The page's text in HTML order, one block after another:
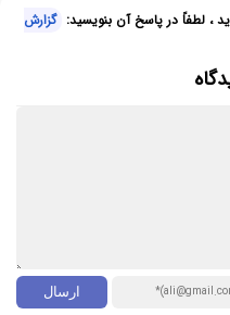
، لطفاً در پاسخ آن بنویسید: گزارش